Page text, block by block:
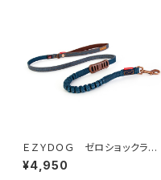
ＥＺＹＤＯＧ ゼロショックライト
１２０ｃｍ（デニム＆コーデュロ
イ）
¥4,950